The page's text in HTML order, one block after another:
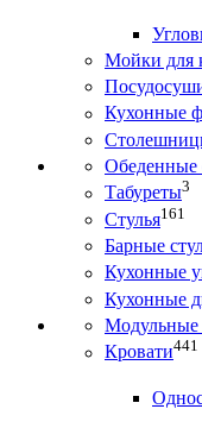
Мойки для
Кухонные
Обеденные
Табуреты3
Стулья161
Барные
Кухонные
Кухонные
Модульные
Кровати441